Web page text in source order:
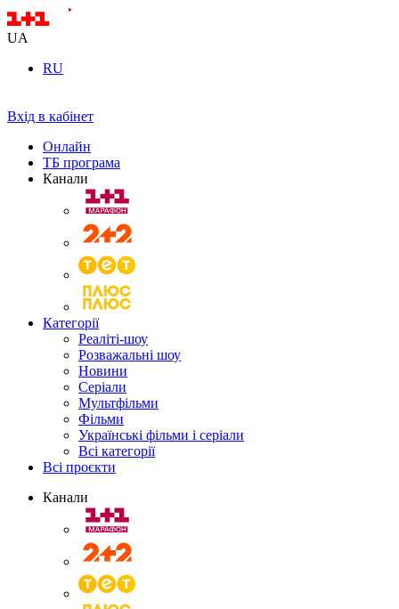
UA
RU
Вхід в кабінет
Онлайн
ТБ програма
Канали
Категорії
Реаліті-шоу
Розважальні шоу
Новини
Серіали
Мультфільми
Фільми
Українські фільми і серіали
Всі категорії
Всі проєкти
Канали